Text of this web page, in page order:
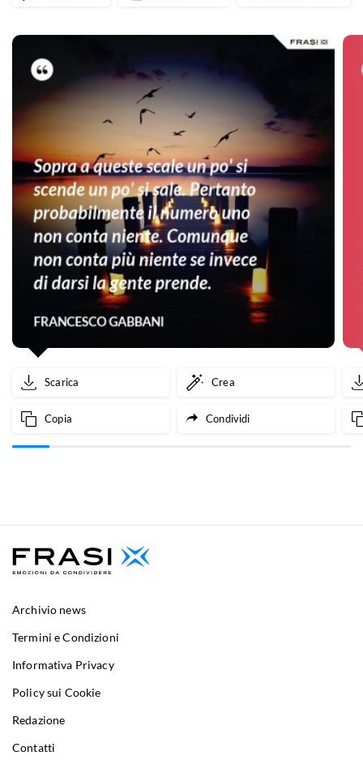
Scarica Crea
Copia Condividi
Archivio news
Termini e Condizioni
Informativa Privacy
Policy sui Cookie
Redazione
Contatti